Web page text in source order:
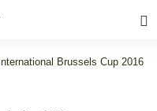
International Brussels Cup 2016